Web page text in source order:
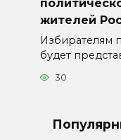
жителей
Избирателям
будет
30